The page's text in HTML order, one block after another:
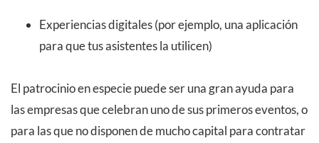
Experiencias digitales (por ejemplo, una aplicación
para que tus asistentes la utilicen)
El patrocinio en especie puede ser una gran ayuda para
las empresas que celebran uno de sus primeros eventos, o
para las que no disponen de mucho capital para contratar